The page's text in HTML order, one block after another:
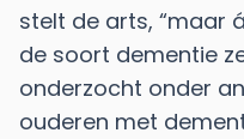
stelt de arts, “maar
de soort dementie
onderzocht onder
ouderen met